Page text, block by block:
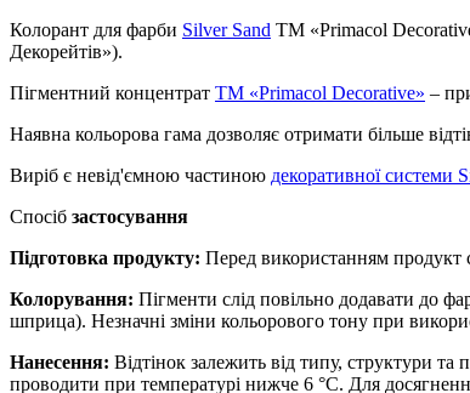
Колорант для фарби Silver Sand TM «Primacol
Декорейтів»).
Пігментний концентрат ТМ «Primacol Decorative» –
Наявна кольорова гама дозволяє отримати більше
Виріб є невід'ємною частиною декоративної системи
Спосіб застосування
Підготовка продукту: Перед використанням продукт
Колорування: Пігменти слід повільно додавати до
шприца). Незначні зміни кольорового тону при
Нанесення: Відтінок залежить від типу, структури
проводити при температурі нижче 6 °С. Для